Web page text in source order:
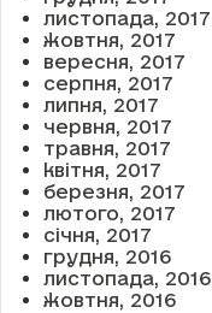
листопада, 2017
жовтня, 2017
вересня, 2017
серпня, 2017
липня, 2017
червня, 2017
травня, 2017
квітня, 2017
березня, 2017
лютого, 2017
січня, 2017
грудня, 2016
листопада, 2016
жовтня, 2016